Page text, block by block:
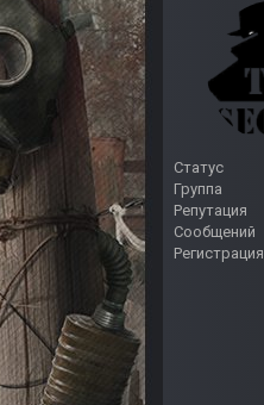
Статус
Группа
Репутация
Сообщений
Регистрация